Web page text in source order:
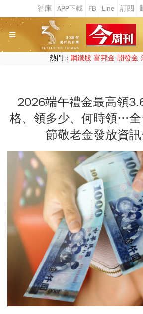
熱門： 鋼鐵股 富邦金 開發金
2026端午禮金最高領
格、領多少、何時領…
節敬老金發放資